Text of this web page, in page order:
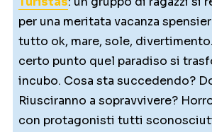
per una meritata vacanza
tutto ok, mare, sole,
certo punto quel paradiso si
incubo. Cosa sta succedendo?
Riusciranno a sopravvivere?
con protagonisti tutti